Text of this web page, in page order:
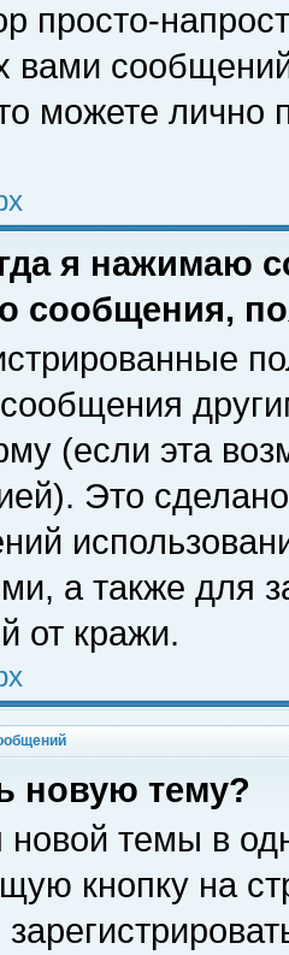
просто-
вами
можете лично
я нажимаю
сообщения,
(если эта
Это
а также для
от кражи.
новую тему?
новой темы в
кнопку на